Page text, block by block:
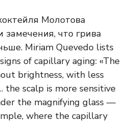
Молотова
что грива
Miriam Quevedo lists
of capillary aging: «The
brightness, with less
the scalp is more sensitive
the magnifying glass —
where the capillary